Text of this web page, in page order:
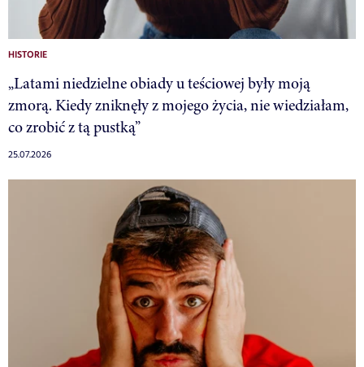
HISTORIE
„Latami niedzielne obiady u teściowej były moją
zmorą. Kiedy zniknęły z mojego życia, nie wiedziałam,
co zrobić z tą pustką”
25.07.2026